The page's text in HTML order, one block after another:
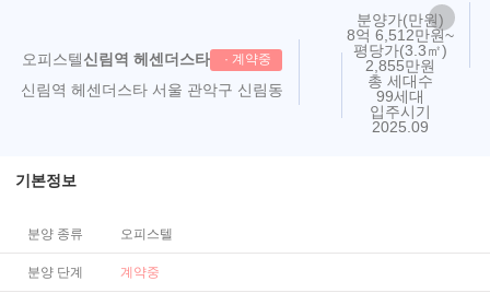
오피스텔신림역 헤센더스타 계약중
신림역 헤센더스타 서울 관악구 신림동
분양가(만원)
8억 6,512만원~
평당가(3.3㎡)
2,855만원
총 세대수
99세대
입주시기
2025.09
기본정보
분양 종류 오피스텔
분양 단계
계약중